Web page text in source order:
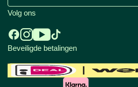
Volg ons
Beveiligde betalingen